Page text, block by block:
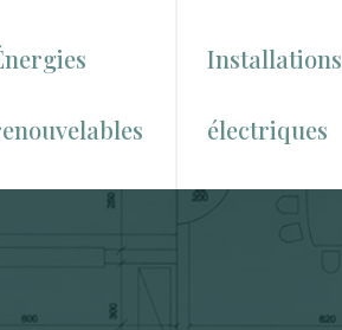
Installations
électriques